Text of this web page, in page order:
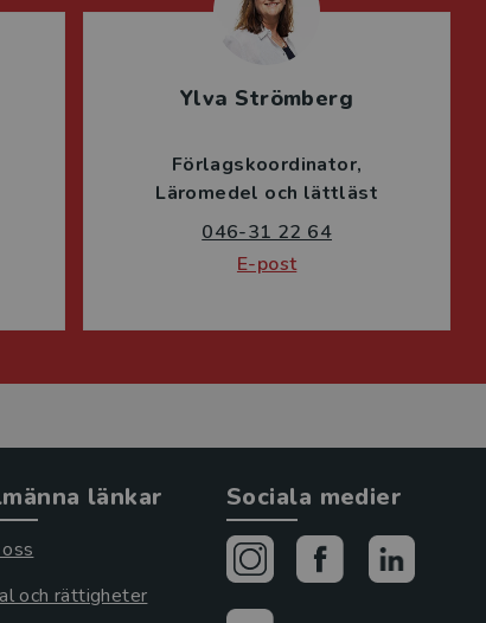
Ylva Strömberg
Förlagskoordinator
Läromedel och lättläst
046-31 22 64
E-post
länkar
och rättigheter
Sociala medier